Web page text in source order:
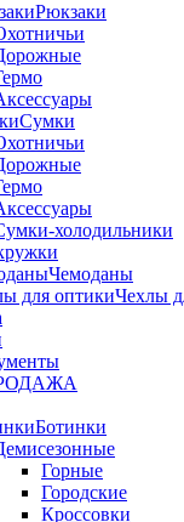
Рюкзаки
Сумки
холодильники
Чемоданы
Чехлы
Ботинки
Горные
Городские
Кроссовки